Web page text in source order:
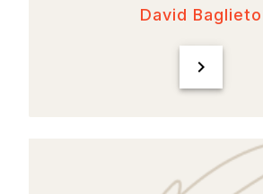
David Baglieto
chevron_right